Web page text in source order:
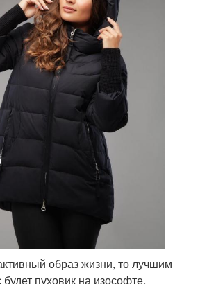
образ жизни, то лучшим
пуховик на изософте.